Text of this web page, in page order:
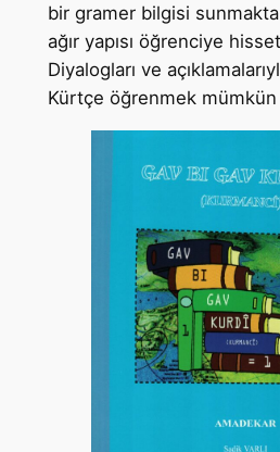
bir gramer bilgisi
ağır yapısı öğrenciye
Diyalogları ve
Kürtçe öğrenmek